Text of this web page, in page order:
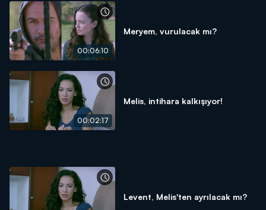
00:06:10
Meryem, vurulacak mı?
00:02:17
Melis, intihara kalkışıyor!
Levent, Melis'ten ayrılacak mı?